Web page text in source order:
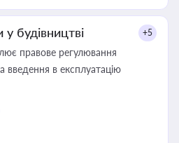
будівництві +5
правове регулювання
введення в експлуатацію